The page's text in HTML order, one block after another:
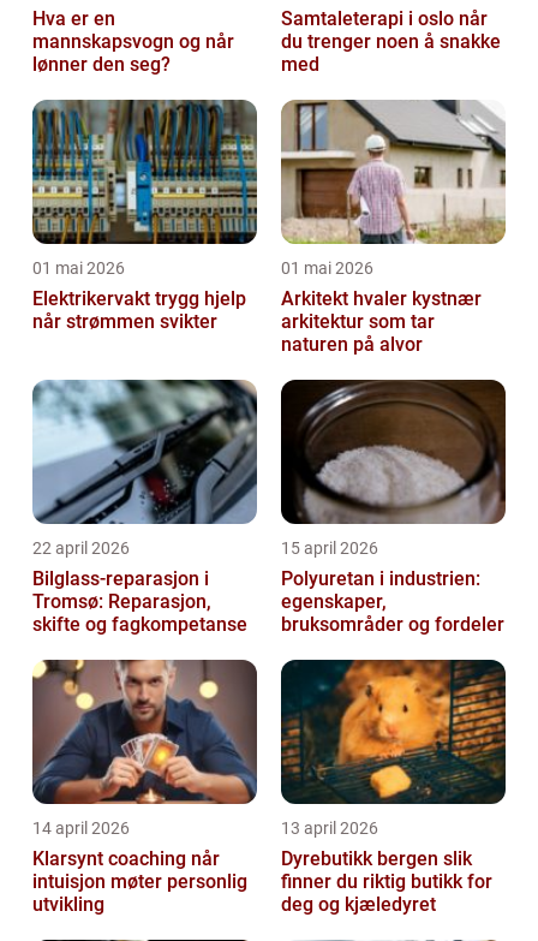
Hva er en
mannskapsvogn og når
lønner den seg?
Samtaleterapi i oslo når
du trenger noen å snakke
med
01 mai 2026
Elektrikervakt trygg hjelp
når strømmen svikter
01 mai 2026
Arkitekt hvaler kystnær
arkitektur som tar
naturen på alvor
22 april 2026
Bilglass-reparasjon i
Tromsø: Reparasjon,
skifte og fagkompetanse
15 april 2026
Polyuretan i industrien:
egenskaper,
bruksområder og fordeler
14 april 2026
Klarsynt coaching når
intuisjon møter personlig
utvikling
13 april 2026
Dyrebutikk bergen slik
finner du riktig butikk for
deg og kjæledyret